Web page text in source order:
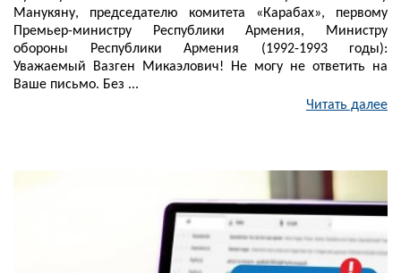
Манукяну, председателю комитета «Карабах», первому
Премьер-министру Республики Армения, Министру
обороны Республики Армения (1992-1993 годы):
Уважаемый Вазген Микаэлович! Не могу не ответить на
Ваше письмо. Без ...
Читать далее